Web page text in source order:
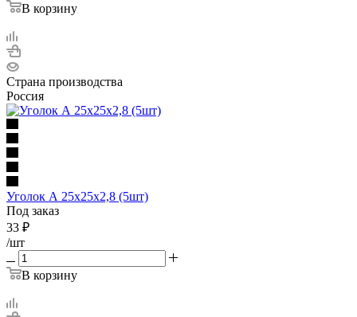
В корзину
Страна производства
Россия
Уголок А 25х25х2,8 (5шт)
Под заказ
33 ₽
/шт
В корзину